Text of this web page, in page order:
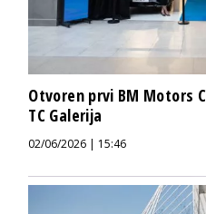
Otvoren prvi BM Motors
TC Galerija
02/06/2026 | 15:46